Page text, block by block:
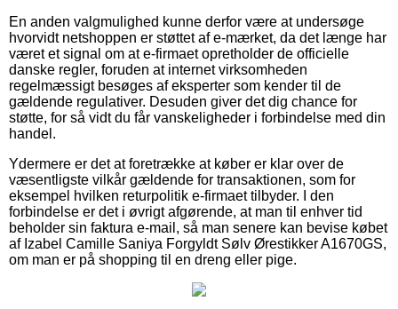
En anden valgmulighed kunne derfor være at undersøge
hvorvidt netshoppen er støttet af e-mærket, da det længe har
været et signal om at e-firmaet opretholder de officielle
danske regler, foruden at internet virksomheden
regelmæssigt besøges af eksperter som kender til de
gældende regulativer. Desuden giver det dig chance for
støtte, for så vidt du får vanskeligheder i forbindelse med din
handel.
Ydermere er det at foretrække at køber er klar over de
væsentligste vilkår gældende for transaktionen, som for
eksempel hvilken returpolitik e-firmaet tilbyder. I den
forbindelse er det i øvrigt afgørende, at man til enhver tid
beholder sin faktura e-mail, så man senere kan bevise købet
af Izabel Camille Saniya Forgyldt Sølv Ørestikker A1670GS,
om man er på shopping til en dreng eller pige.